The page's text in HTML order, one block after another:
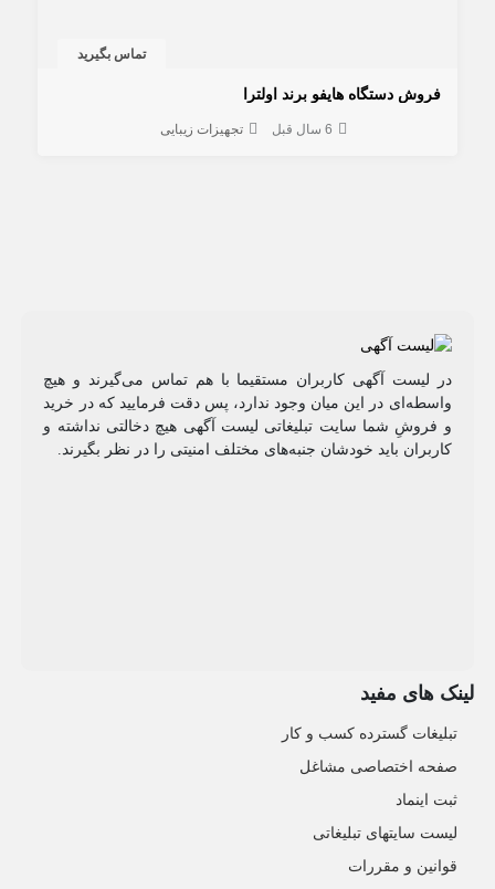
تماس بگیرید
فروش دستگاه هایفو برند اولترا
6 سال قبل تجهیزات زیبایی
در لیست آگهی کاربران مستقیما با هم تماس می‌گیرند و هیچ
واسطه‌ای در این میان وجود ندارد، پس دقت فرمایید که در خرید
و فروشِ شما سایت تبلیغاتی لیست آگهی هیچ دخالتی نداشته و
کاربران باید خودشان جنبه‌های مختلف امنیتی را در نظر بگیرند.
لینک های مفید
تبلیغات گسترده کسب و کار
صفحه اختصاصی مشاغل
ثبت اینماد
لیست سایتهای تبلیغاتی
قوانین و مقررات